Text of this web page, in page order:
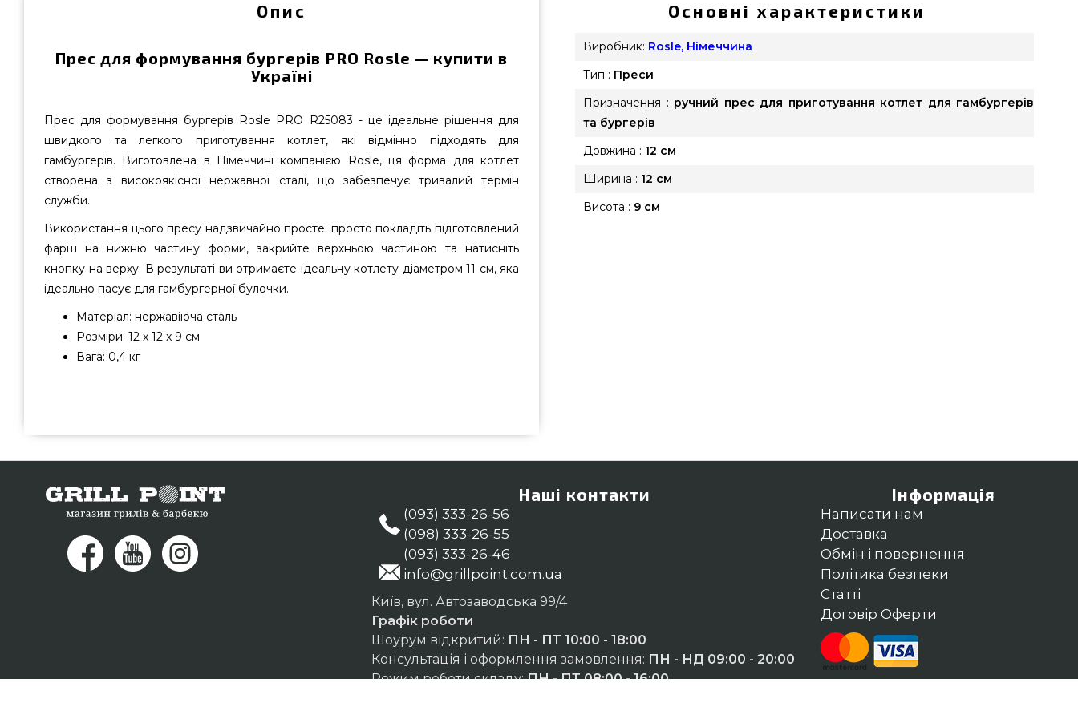
Опис
Прес для формування бургерів PRO Rosle — купити в
Україні
Прес для формування бургерів Rosle PRO R25083 - це ідеальне рішення для
швидкого та легкого приготування котлет, які відмінно підходять для
гамбургерів. Виготовлена в Німеччині компанією Rosle, ця форма для котлет
створена з високоякісної нержавної сталі, що забезпечує тривалий термін
служби.
Використання цього пресу надзвичайно просте: просто покладіть підготовлений
фарш на нижню частину форми, закрийте верхньою частиною та натисніть
кнопку на верху. В результаті ви отримаєте ідеальну котлету діаметром 11 см, яка
ідеально пасує для гамбургерної булочки.
Матеріал: нержавіюча сталь
Розміри: 12 x 12 x 9 см
Вага: 0,4 кг
аксесуарів GrillPoint. Найкращі пропозиції на Преси для бургера в каталозі магазину
grillpoint.com.ua Напишіть нашим фахівцям по номеру (044) 334-76-95 и мы допоможемо
Основні характеристики
Виробник: Rosle, Німеччина
Тип : Преси
Призначення : ручний прес для приготування котлет для гамбургерів
та бургерів
Довжина : 12 см
Ширина : 12 см
Висота : 9 см
Наші контакти
(093) 333-26-56
(098) 333-26-55
(093) 333-26-46
info@grillpoint.com.ua
Київ, вул. Автозаводська 99/4
Графік роботи
Шоурум відкритий: ПН - ПТ 10:00 - 18:00
Консультація і оформлення замовлення: ПН - НД 09:00 - 20:00
Режим роботи складу:ПН - ПТ 08:00 - 16:00
Інформація
Написати нам
Доставка
Обмін і повернення
Політика безпеки
Статті
Договір Оферти